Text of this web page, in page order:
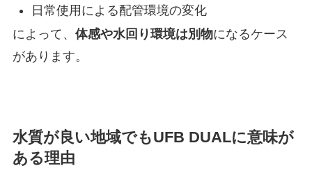
日常使用による配管環境の変化
によって、 体感や水回り環境は別物になるケース
があります。
水質が良い地域でもUFB DUALに意味が
ある理由